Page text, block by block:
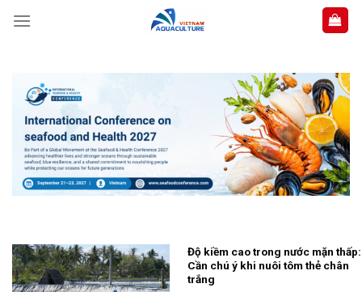
content
Độ kiềm cao trong nước mặn thấp:
Cần chú ý khi nuôi tôm thẻ chân
trắng